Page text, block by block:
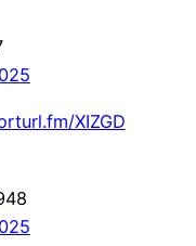
XIZGD